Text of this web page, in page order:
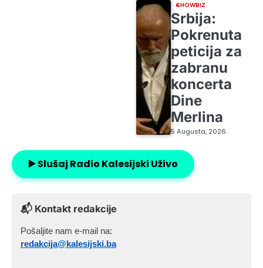
SHOWBIZ
Srbija:
Pokrenuta
peticija za
zabranu
koncerta
Dine
Merlina
5 Augusta, 2026
▶️ Slušaj Radio Kalesijski Uživo
📬 Kontakt redakcije
Pošaljite nam e-mail na:
redakcija@kalesijski.ba